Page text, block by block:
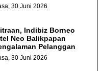
30 Juni 2026
Indibiz Borneo
Neo Balikpapan
Pelanggan
30 Juni 2026